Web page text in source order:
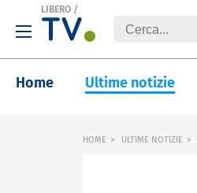
LIBERO /
Home Ultime notizie
HOME ULTIME NOTIZIE